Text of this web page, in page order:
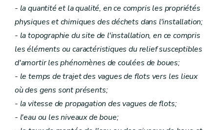
- la quantité et la qualité, en ce compris les propriétés
physiques et chimiques des déchets dans l'installation;
- la topographie du site de l'installation, en ce compris
les éléments ou caractéristiques du relief susceptibles
d'amortir les phénomènes de coulées de boues;
- le temps de trajet des vagues de flots vers les lieux
où des gens sont présents;
- la vitesse de propagation des vagues de flots;
- l'eau ou les niveaux de boue;